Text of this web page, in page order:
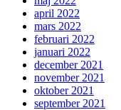
april 2022
mars 2022
februari 2022
januari 2022
december 2021
november 2021
oktober 2021
september 2021